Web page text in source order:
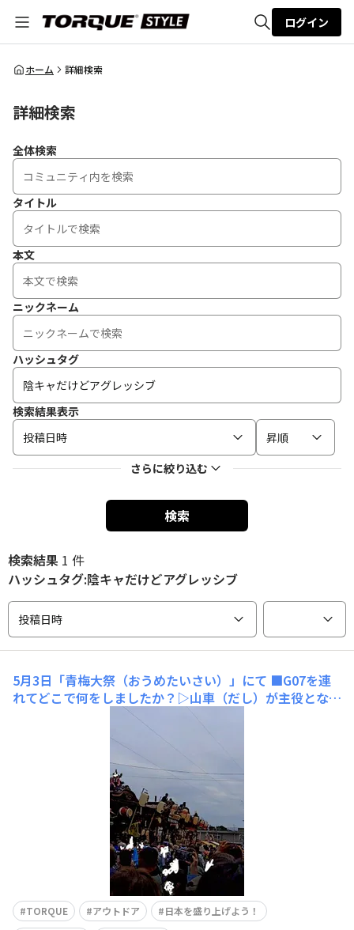
全体検索
ログイン
ホーム 詳細検索
詳細検索
全体検索
タイトル
本文
ニックネーム
ハッシュタグ
検索結果表示
投稿日時
昇順
さらに絞り込む
検索
検索結果 1 件
ハッシュタグ:陰キャだけどアグレッシブ
投稿日時
5月3日「青梅大祭（おうめたいさい）」にて ■G07を連
れてどこで何をしましたか？▷山車（だし）が主役となる
代表的な祭り、毎年5月2日と3日に開催される「青梅大祭
良いよね！▷何と言っても耐久性！山車の上に乗っている
イカツイお兄さんもTORQUEでした！■G07の評価は？(5
TORQUE アウトドア
日本を盛り上げよう！